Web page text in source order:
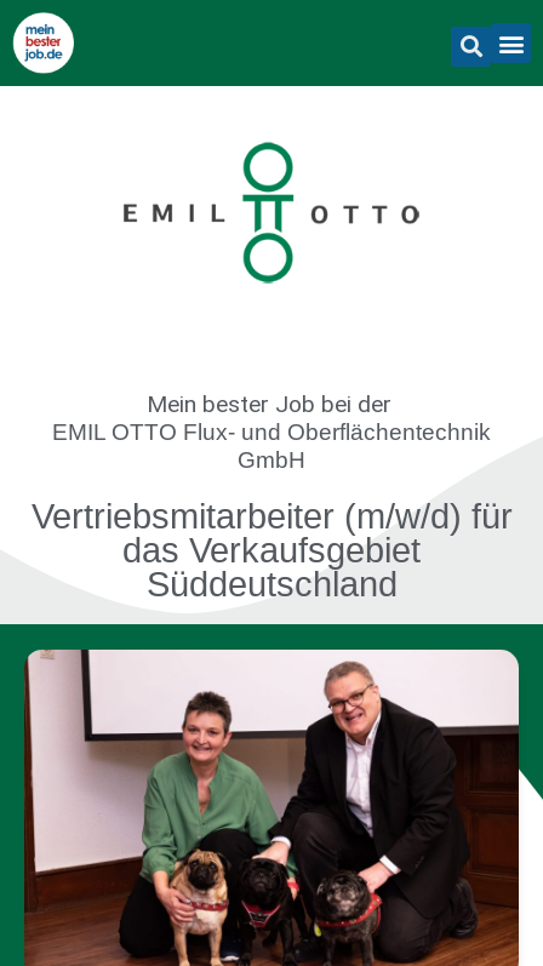
Mein bester Job bei der
EMIL OTTO Flux- und Oberflächentechnik
GmbH
Vertriebsmitarbeiter (m/w/d) für
das Verkaufsgebiet
Süddeutschland